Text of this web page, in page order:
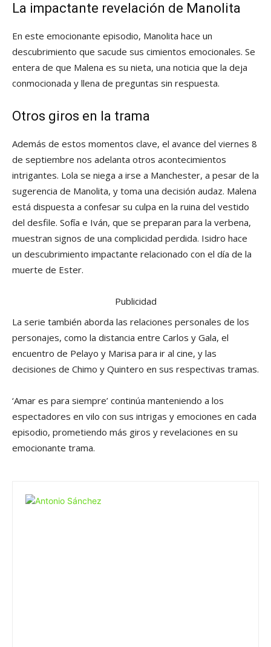
La impactante revelación de Manolita
En este emocionante episodio, Manolita hace un
descubrimiento que sacude sus cimientos emocionales. Se
entera de que Malena es su nieta, una noticia que la deja
conmocionada y llena de preguntas sin respuesta.
Otros giros en la trama
Además de estos momentos clave, el avance del viernes 8
de septiembre nos adelanta otros acontecimientos
intrigantes. Lola se niega a irse a Manchester, a pesar de la
sugerencia de Manolita, y toma una decisión audaz. Malena
está dispuesta a confesar su culpa en la ruina del vestido
del desfile. Sofía e Iván, que se preparan para la verbena,
muestran signos de una complicidad perdida. Isidro hace
un descubrimiento impactante relacionado con el día de la
muerte de Ester.
Publicidad
La serie también aborda las relaciones personales de los
personajes, como la distancia entre Carlos y Gala, el
encuentro de Pelayo y Marisa para ir al cine, y las
decisiones de Chimo y Quintero en sus respectivas tramas.
‘Amar es para siempre’ continúa manteniendo a los
espectadores en vilo con sus intrigas y emociones en cada
episodio, prometiendo más giros y revelaciones en su
emocionante trama.